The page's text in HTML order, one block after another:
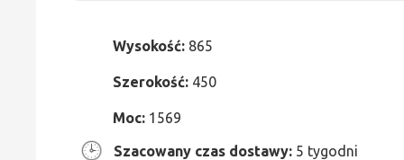
Wysokość: 865
Szerokość: 450
Moc: 1569
Szacowany czas dostawy: 5 tygodni